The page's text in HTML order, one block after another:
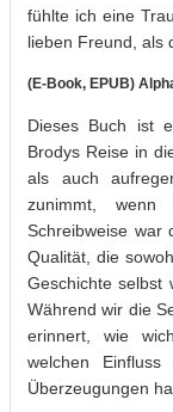
fühlte ich eine
lieben Freund, als
(E-Book, EPUB)
Dieses Buch ist
Brodys Reise in
als auch
zunimmt,
Schreibweise war
Qualität, die
Geschichte selbst
Während wir die
erinnert, wie
welchen
Überzeugungen